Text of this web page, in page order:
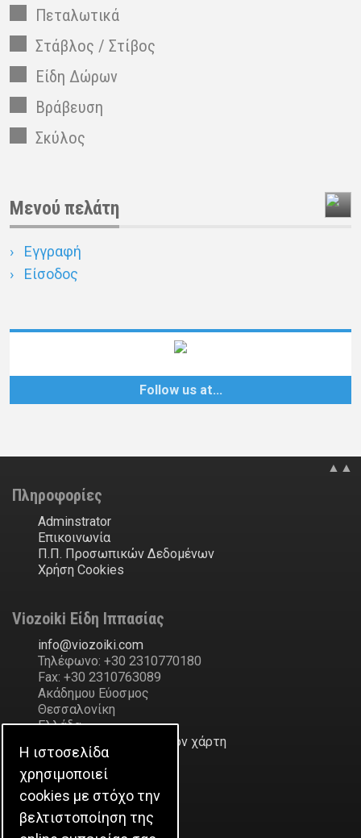
Πεταλωτικά
Στάβλος / Στίβος
Είδη Δώρων
Βράβευση
Σκύλος
Μενού πελάτη
Εγγραφή
Είσοδος
Follow us at…
▲▲
Πληροφορίες
Adminstrator
Επικοινωνία
Π.Π. Προσωπικών Δεδομένων
Χρήση Cookies
Viozoiki Είδη Ιππασίας
moc
.
ikiozoiv
@
ofni
Τηλέφωνο: +30 2310770180
Fax: +30 2310763089
Ακάδημου Εύοσμος
Θεσσαλονίκη
Ελλάδα
Δείξε την διεύθυνση στον χάρτη
Η Εταιρεία
Ιστορικό
Η ιστοσελίδα
χρησιμοποιεί
cookies με στόχο την
βελτιστοποίηση της